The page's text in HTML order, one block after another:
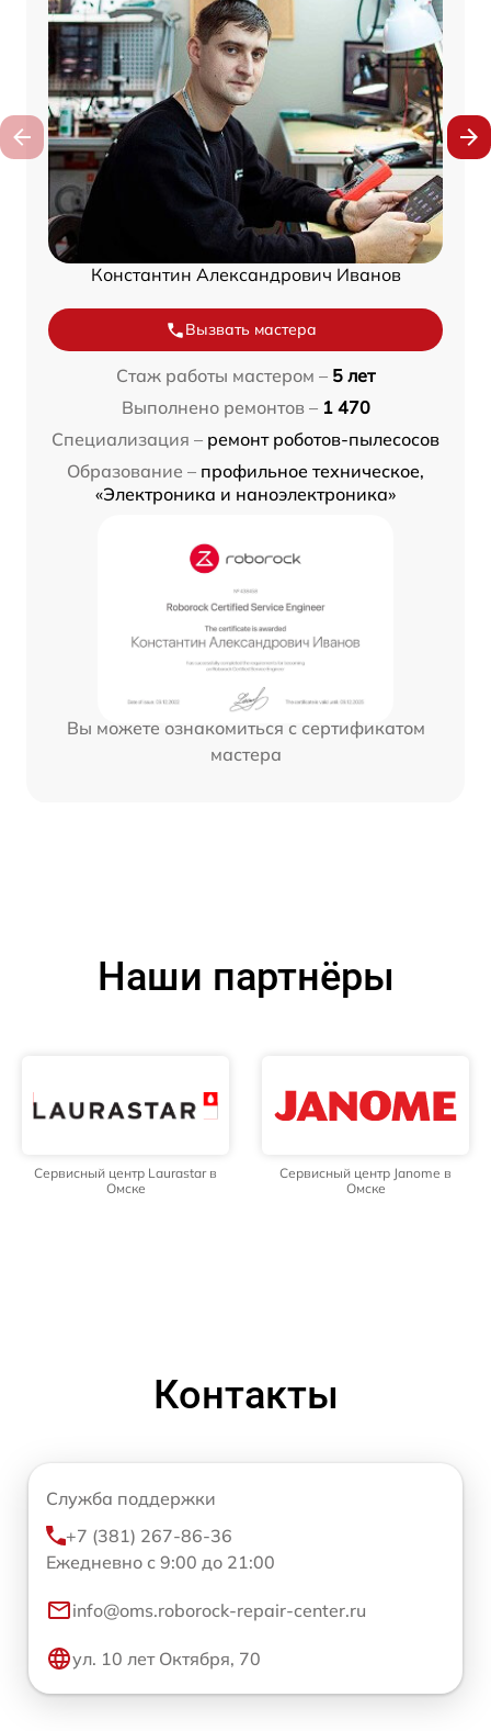
Константин Александрович Иванов
Вызвать мастера
Стаж работы мастером – 5 лет
Выполнено ремонтов – 1 470
Специализация – ремонт роботов-пылесосов
Образование – профильное техническое,
«Электроника и наноэлектроника»
Вы можете ознакомиться с сертификатом
мастера
Наши партнёры
Сервисный центр Laurastar в
Омске
Сервисный центр Janome в
Омске
Контакты
Служба поддержки
+7 (381) 267-86-36
Ежедневно с 9:00 до 21:00
info@oms.roborock-repair-center.ru
ул. 10 лет Октября, 70